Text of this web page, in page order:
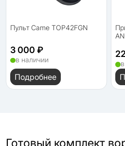
Пульт Came TOP42FGN
3 000 ₽
в наличии
Подробнее
Готовый комплект